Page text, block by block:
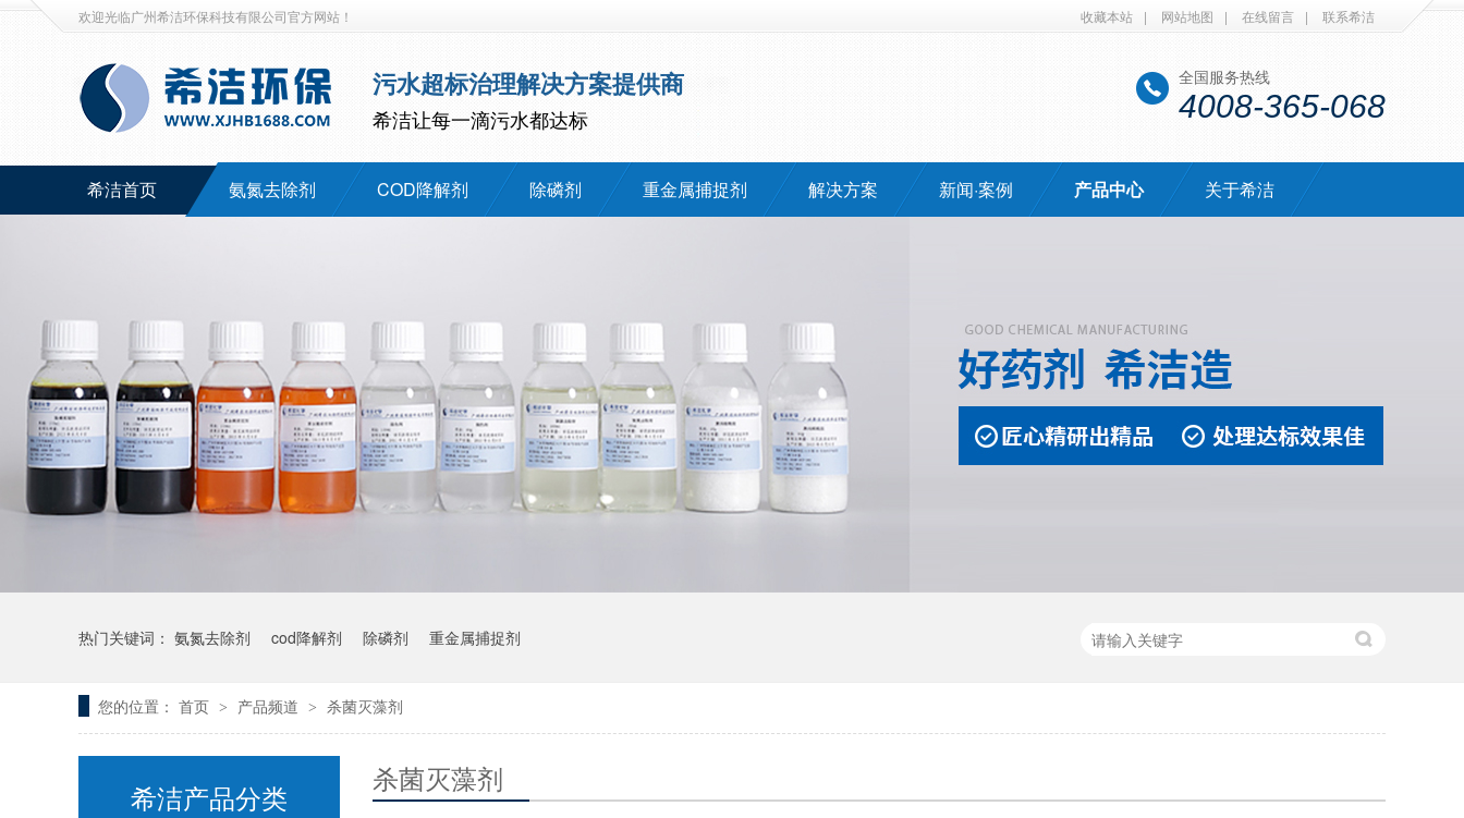
收藏本站 | 网站地图 | 在线留言 | 联系希洁
欢迎光临广州希洁环保科技有限公司官方网站！
污水超标治理解决方案提供商
希洁让每一滴污水都达标
全国服务热线
4008-365-068
希洁首页 氨氮去除剂 COD降解剂 除磷剂 重金属捕捉剂 解决方案 新闻·案例 产品中心 关于希洁
热门关键词： 氨氮去除剂 cod降解剂 除磷剂 重金属捕捉剂
您的位置： 首页 > 产品频道 > 杀菌灭藻剂
杀菌灭藻剂
希洁产品分类